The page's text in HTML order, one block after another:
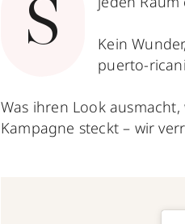
S
Kein
puerto-
Was ihren Look
Kampagne steckt – wir